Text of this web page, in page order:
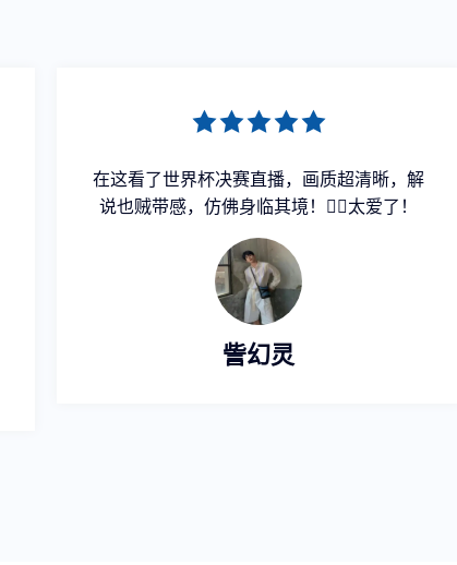
在这看了世界杯决赛直播，画质超清晰，解
说也贼带感，仿佛身临其境！👍🏻太爱了！
訾幻灵